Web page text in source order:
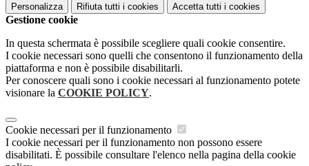
Personalizza Rifiuta tutti i cookies Accetta tutti i cookies
Gestione cookie
In questa schermata è possibile scegliere quali cookie consentire.
I cookie necessari sono quelli che consentono il funzionamento della
piattaforma e non è possibile disabilitarli.
Per conoscere quali sono i cookie necessari al funzionamento potete
visionare la COOKIE POLICY.
Cookie necessari per il funzionamento
I cookie necessari per il funzionamento non possono essere
disabilitati. È possibile consultare l'elenco nella pagina della cookie